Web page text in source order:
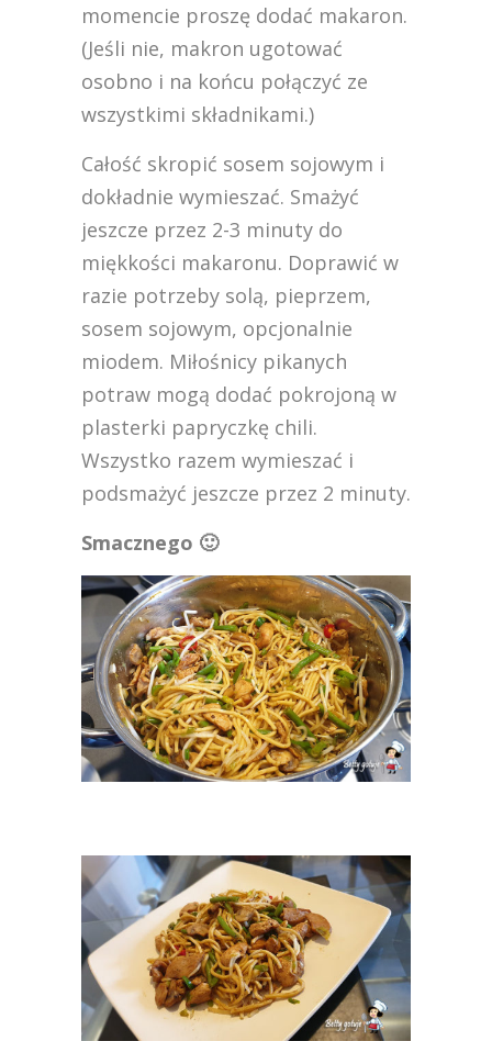
momencie proszę dodać makaron.
(Jeśli nie, makron ugotować
osobno i na końcu połączyć ze
wszystkimi składnikami.)
Całość skropić sosem sojowym i
dokładnie wymieszać. Smażyć
jeszcze przez 2-3 minuty do
miękkości makaronu. Doprawić w
razie potrzeby solą, pieprzem,
sosem sojowym, opcjonalnie
miodem. Miłośnicy pikanych
potraw mogą dodać pokrojoną w
plasterki papryczkę chili.
Wszystko razem wymieszać i
podsmażyć jeszcze przez 2 minuty.
Smacznego 🙂